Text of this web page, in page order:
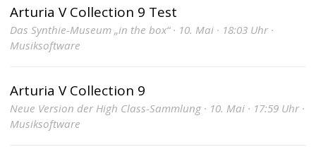
Arturia V Collection 9 Test
Das Synthie-Museum „in the box“ · 10. Mai · 18:03 Uhr ·
Musiksoftware
Arturia V Collection 9
Neue Version der High Class-Sammlung · 10. Mai · 17:59 Uhr ·
Musiksoftware